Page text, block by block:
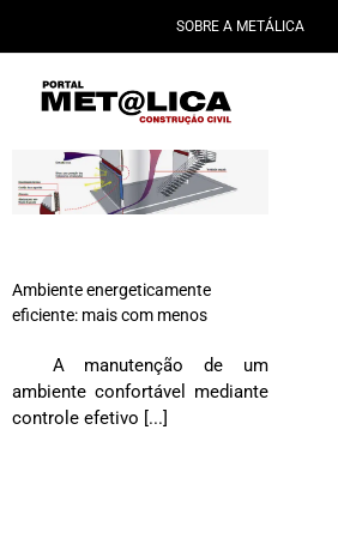
conteúdo
SOBRE A METÁLICA
Ambiente energeticamente
eficiente: mais com menos
A manutenção de um
ambiente confortável mediante
controle efetivo [...]